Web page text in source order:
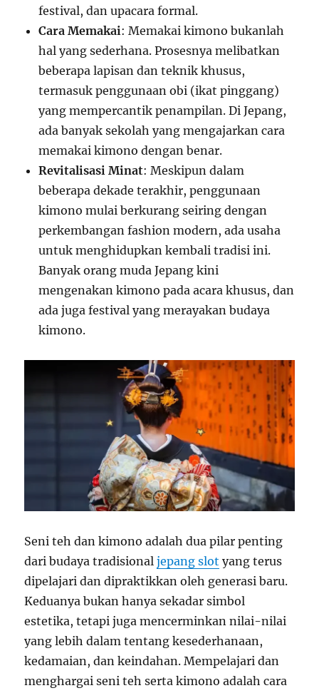
festival, dan upacara formal.
Cara Memakai: Memakai kimono bukanlah
hal yang sederhana. Prosesnya melibatkan
beberapa lapisan dan teknik khusus,
termasuk penggunaan obi (ikat pinggang)
yang mempercantik penampilan. Di Jepang,
ada banyak sekolah yang mengajarkan cara
memakai kimono dengan benar.
Revitalisasi Minat: Meskipun dalam
beberapa dekade terakhir, penggunaan
kimono mulai berkurang seiring dengan
perkembangan fashion modern, ada usaha
untuk menghidupkan kembali tradisi ini.
Banyak orang muda Jepang kini
mengenakan kimono pada acara khusus, dan
ada juga festival yang merayakan budaya
kimono.
Seni teh dan kimono adalah dua pilar penting
dari budaya tradisionaljepang slot yang terus
dipelajari dan dipraktikkan oleh generasi baru.
Keduanya bukan hanya sekadar simbol
estetika, tetapi juga mencerminkan nilai-nilai
yang lebih dalam tentang kesederhanaan,
kedamaian, dan keindahan. Mempelajari dan
menghargai seni teh serta kimono adalah cara